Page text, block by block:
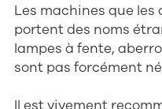
Les machines que
portent des noms
lampes à fente,
sont pas forcément
Il est vivement